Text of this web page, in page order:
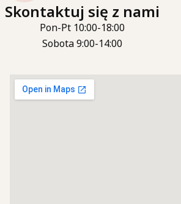
Skontaktuj się z nami
Pon-Pt 10:00-18:00